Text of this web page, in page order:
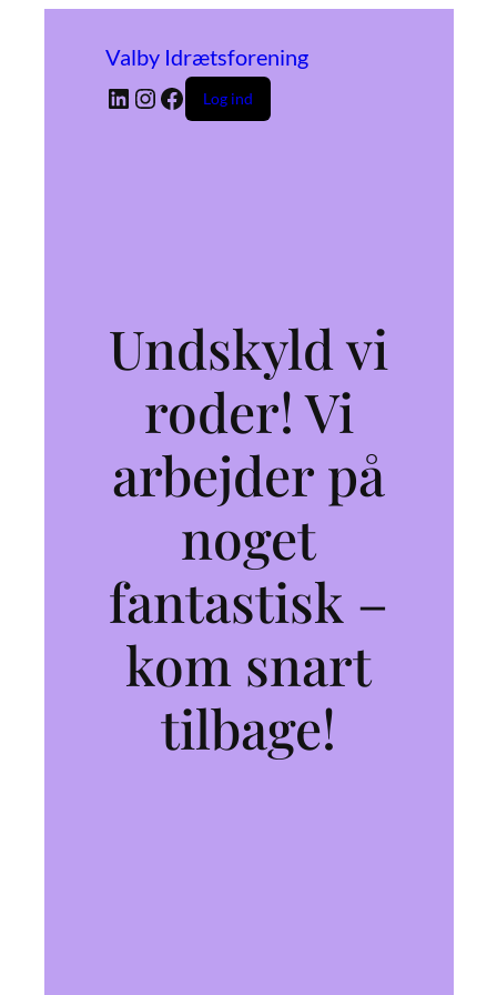
Valby Idrætsforening
LinkedIn
Instagram
Facebook
Log ind
Undskyld vi
roder! Vi
arbejder på
noget
fantastisk –
kom snart
tilbage!